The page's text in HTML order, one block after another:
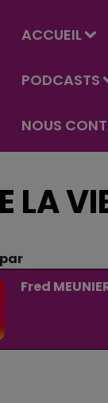
ACCUEIL
PODCASTS
NOUS
LA
Fred